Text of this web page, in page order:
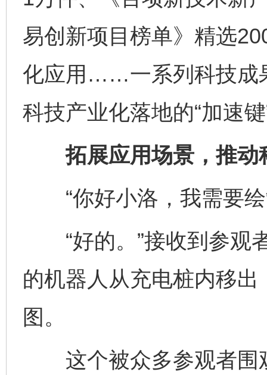
易创新项目榜单》精选
化应用……一系列科技成
科技产业化落地的“加速
拓展应用场景，推动
“你好小洛，我需要绘
“好的。”接收到参观
的机器人从充电桩内移
图。
这个被众多参观者围